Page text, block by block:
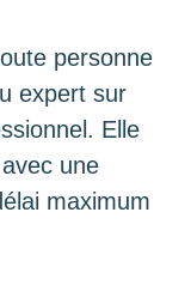
personne
expert sur
Elle
une
maximum